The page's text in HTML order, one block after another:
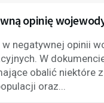
opinię
negatywnej opinii
W
obalić niektóre
oraz...